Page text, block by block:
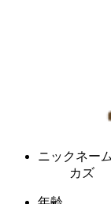
ニックネーム
カズ